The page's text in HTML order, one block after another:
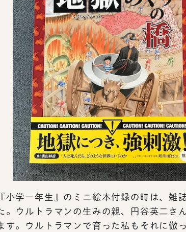
小学一年生』のミニ絵本付録の時は、雑
。ウルトラマンの生みの親、円谷英二さ
す。ウルトラマンで育った私もそれに倣